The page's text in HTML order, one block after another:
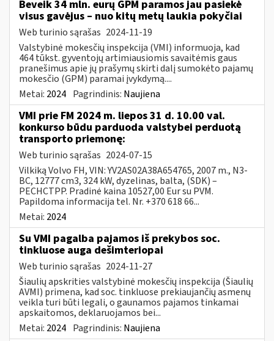
Beveik 34 mln. eurų GPM paramos jau pasiekė
visus gavėjus – nuo kitų metų laukia pokyčiai
Web turinio sąrašas 2024-11-19
Valstybinė mokesčių inspekcija (VMI) informuoja, kad
464 tūkst. gyventojų artimiausiomis savaitėmis gaus
pranešimus apie jų prašymų skirti dalį sumokėto pajamų
mokesčio (GPM) paramai įvykdymą....
Metai: 2024 Pagrindinis: Naujiena
VMI prie FM 2024 m. liepos 31 d. 10.00 val.
konkurso būdu parduoda valstybei perduotą
transporto priemonę:
Web turinio sąrašas 2024-07-15
Vilkiką Volvo FH, VIN: YV2AS02A38A654765, 2007 m., N3-
BC, 12777 cm3, 324 kW, dyzelinas, balta, (SDK) –
PECHCTPP. Pradinė kaina 10527,00 Eur su PVM.
Papildoma informacija tel. Nr. +370 618 66...
Metai: 2024
Su VMI pagalba pajamos iš prekybos soc.
tinkluose auga dešimteriopai
Web turinio sąrašas 2024-11-27
Šiaulių apskrities valstybinė mokesčių inspekcija (Šiaulių
AVMI) primena, kad soc. tinkluose prekiaujančių asmenų
veikla turi būti legali, o gaunamos pajamos tinkamai
apskaitomos, deklaruojamos bei...
Metai: 2024 Pagrindinis: Naujiena